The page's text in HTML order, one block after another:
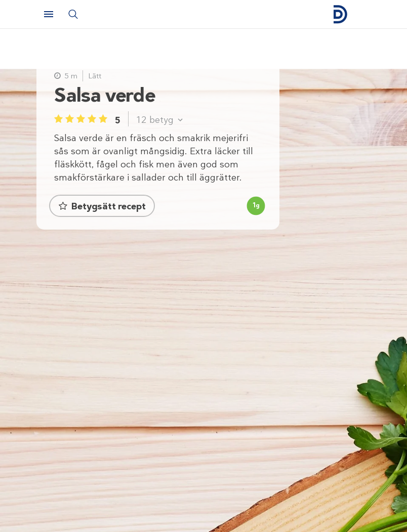
Salsa verde
1 2 3 4 5 5 12 betyg
Salsa verde är en fräsch och smakrik mejerifri
sås som är ovanligt mångsidig. Extra läcker till
fläskkött, fågel och fisk men även god som
smakförstärkare i sallader och till äggrätter.
5 m Lätt
Betygsätt recept 1g